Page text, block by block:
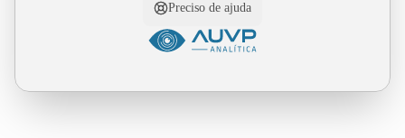
Preciso de ajuda